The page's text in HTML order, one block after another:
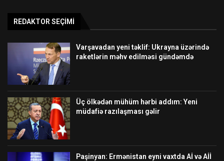
REDAKTOR SEÇIMI
Varşavadan yeni təklif: Ukrayna üzərində
raketlərin məhv edilməsi gündəmdə
Üç ölkədən mühüm hərbi addım: Yeni
müdafiə razılaşması gəlir
Paşinyan: Ermənistan eyni vaxtda Aİ və Aİİ